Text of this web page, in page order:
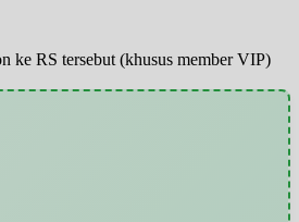
ke RS tersebut (khusus member VIP)